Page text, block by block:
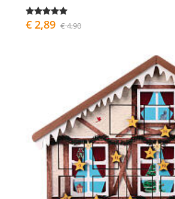
€ 2,89 € 4,90